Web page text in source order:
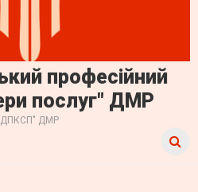
професійний
послуг" ДМР
ДМР